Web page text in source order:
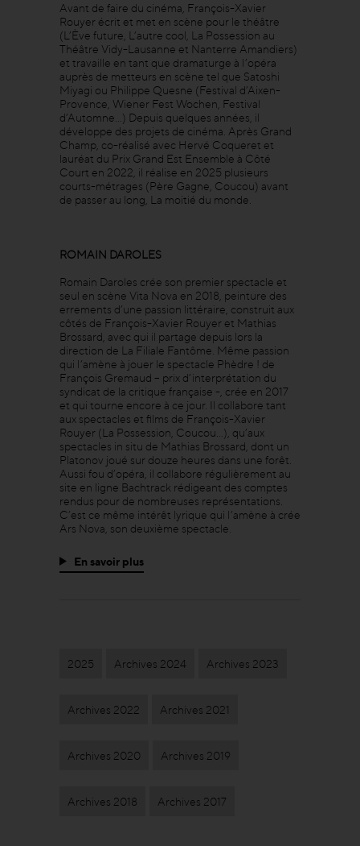
Avant de faire du cinéma, François-Xavier
Rouyer écrit et met en scène pour le théâtre
(L’Ève future, L’autre cool, La Possession au
Théâtre Vidy-Lausanne et Nanterre Amandiers)
et travaille en tant que dramaturge à l’opéra
auprès de metteurs en scène tel que Satoshi
Miyagi ou Philippe Quesne (Festival d’Aixen-
Provence, Wiener Fest Wochen, Festival
d’Automne...) Depuis quelques années, il
développe des projets de cinéma. Après Grand
Champ, co-réalisé avec Hervé Coqueret et
lauréat du Prix Grand Est Ensemble à Côté
Court en 2022, il réalise en 2025 plusieurs
courts-métrages (Père Gagne, Coucou) avant
de passer au long, La moitié du monde.
ROMAIN DAROLES
Romain Daroles crée son premier spectacle et
seul en scène Vita Nova en 2018, peinture des
errements d’une passion littéraire, construit aux
côtés de François-Xavier Rouyer et Mathias
Brossard, avec qui il partage depuis lors la
direction de La Filiale Fantôme. Même passion
qui l’amène à jouer le spectacle Phèdre ! de
François Gremaud – prix d’interprétation du
syndicat de la critique française -, crée en 2017
et qui tourne encore à ce jour. Il collabore tant
aux spectacles et films de François-Xavier
Rouyer (La Possession, Coucou…), qu’aux
spectacles in situ de Mathias Brossard, dont un
Platonov joué sur douze heures dans une forêt.
Aussi fou d’opéra, il collabore régulièrement au
site en ligne Bachtrack rédigeant des comptes
rendus pour de nombreuses représentations.
C’est ce même intérêt lyrique qui l’amène à crée
Ars Nova, son deuxième spectacle.
En savoir plus
2025 Archives 2024 Archives 2023
Archives 2022 Archives 2021
Archives 2020 Archives 2019
Archives 2018 Archives 2017